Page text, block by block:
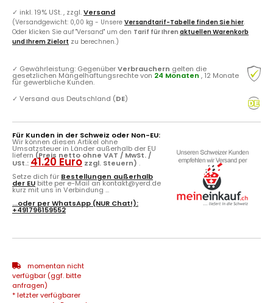
✓ inkl. 19% USt. , zzgl.Versand
(Versandgewicht: 0,00 kg - Unsere Versandtarif-Tabelle finden Sie hier.
Oder klicken Sie auf "Versand" um den Tarif für Ihren aktuellen Warenkorb
und Ihrem Zielort zu berechnen.)
✓ Gewährleistung: GegenüberVerbrauchern gelten die
gesetzlichen Mängelhaftungsrechte von 24 Monaten , 12 Monate
für gewerbliche Kunden.
✓ Versand aus Deutschland (DE)
Für Kunden in der Schweiz oder Non-EU:
Wir können diesen Artikel ohne
Umsatzsteuer in Länder außerhalb der EU
liefern (Preis netto ohne VAT / MwSt. /
USt.: 41.20 Euro zzgl. Steuern) .
Setze dich für Bestellungen außerhalb
der EU bitte per e-Mail an kontakt@yerd.de
kurz mit uns in Verbindung ...
...oder perWhatsApp (NUR Chat!):
+491796159552
momentan nicht
verfügbar (ggf. bitte
anfragen)
* letzter verfügbarer